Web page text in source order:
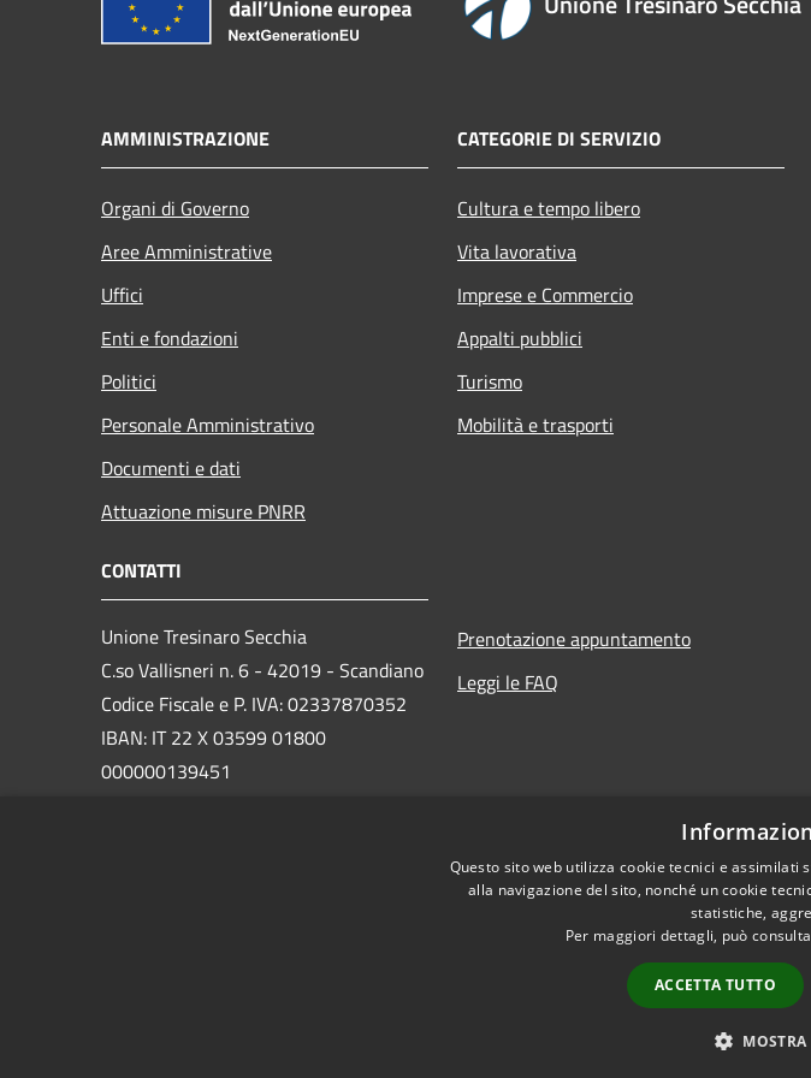
AMMINISTRAZIONE
Organi di Governo
Aree Amministrative
Uffici
Enti e fondazioni
Politici
Personale Amministrativo
Documenti e dati
Attuazione misure PNRR
CATEGORIE DI SERVIZIO
Cultura e tempo libero
Vita lavorativa
Imprese e Commercio
Appalti pubblici
Turismo
Mobilità e trasporti
CONTATTI
Unione Tresinaro Secchia
C.so Vallisneri n. 6 - 42019 - Scandiano
Codice Fiscale e P. IVA: 02337870352
IBAN: IT 22 X 03599 01800
000000139451
Prenotazione appuntamento
Leggi le FAQ
Questo sito web utilizza cookie tecnici e
alla navigazione del sito, nonché un cookie
statistiche,
Per maggiori dettagli, può
ACCETTA TUTTO